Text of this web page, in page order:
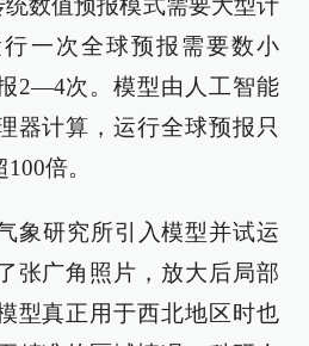
统数值预报模式需要大型计
一次全球预报需要数小
2—4次。模型由人工智能
器计算，运行全球预报只
倍。
象研究所引入模型并试运
张广角照片，放大后局部
型真正用于西北地区时也